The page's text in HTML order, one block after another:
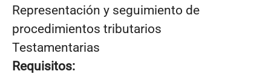
Representación y seguimiento de
procedimientos tributarios
Testamentarias
Requisitos: